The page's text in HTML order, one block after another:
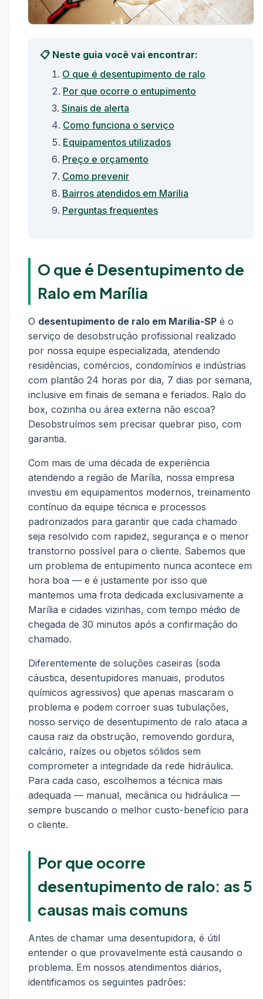
📋 Neste guia você vai encontrar:
O que é desentupimento de ralo
Por que ocorre o entupimento
Sinais de alerta
Como funciona o serviço
Equipamentos utilizados
Preço e orçamento
Como prevenir
Bairros atendidos em Marília
Perguntas frequentes
O que é Desentupimento de
Ralo em Marília
O desentupimento de ralo em Marília-SP é o
serviço de desobstrução profissional realizado
por nossa equipe especializada, atendendo
residências, comércios, condomínios e indústrias
com plantão 24 horas por dia, 7 dias por semana,
inclusive em finais de semana e feriados. Ralo do
box, cozinha ou área externa não escoa?
Desobstruímos sem precisar quebrar piso, com
garantia.
Com mais de uma década de experiência
atendendo a região de Marília, nossa empresa
investiu em equipamentos modernos, treinamento
contínuo da equipe técnica e processos
padronizados para garantir que cada chamado
seja resolvido com rapidez, segurança e o menor
transtorno possível para o cliente. Sabemos que
um problema de entupimento nunca acontece em
hora boa — e é justamente por isso que
mantemos uma frota dedicada exclusivamente a
Marília e cidades vizinhas, com tempo médio de
chegada de 30 minutos após a confirmação do
chamado.
Diferentemente de soluções caseiras (soda
cáustica, desentupidores manuais, produtos
químicos agressivos) que apenas mascaram o
problema e podem corroer suas tubulações,
nosso serviço de desentupimento de ralo ataca a
causa raiz da obstrução, removendo gordura,
calcário, raízes ou objetos sólidos sem
comprometer a integridade da rede hidráulica.
Para cada caso, escolhemos a técnica mais
adequada — manual, mecânica ou hidráulica —
sempre buscando o melhor custo-benefício para
o cliente.
Por que ocorre
desentupimento de ralo: as 5
causas mais comuns
Antes de chamar uma desentupidora, é útil
entender o que provavelmente está causando o
problema. Em nossos atendimentos diários,
identificamos os seguintes padrões: